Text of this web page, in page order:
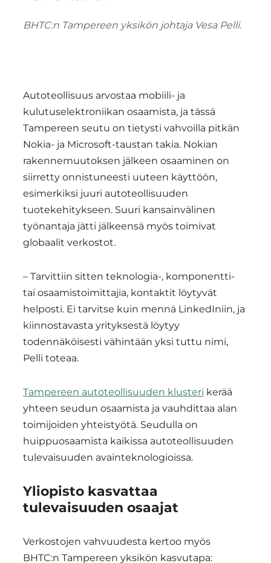
BHTC:n Tampereen yksikön johtaja Vesa Pelli.
Autoteollisuus arvostaa mobiili- ja
kulutuselektroniikan osaamista, ja tässä
Tampereen seutu on tietysti vahvoilla pitkän
Nokia- ja Microsoft-taustan takia. Nokian
rakennemuutoksen jälkeen osaaminen on
siirretty onnistuneesti uuteen käyttöön,
esimerkiksi juuri autoteollisuuden
tuotekehitykseen. Suuri kansainvälinen
työnantaja jätti jälkeensä myös toimivat
globaalit verkostot.
– Tarvittiin sitten teknologia-, komponentti-
tai osaamistoimittajia, kontaktit löytyvät
helposti. Ei tarvitse kuin mennä LinkedIniin, ja
kiinnostavasta yrityksestä löytyy
todennäköisesti vähintään yksi tuttu nimi,
Pelli toteaa.
Tampereen autoteollisuuden klusteri kerää
yhteen seudun osaamista ja vauhdittaa alan
toimijoiden yhteistyötä. Seudulla on
huippuosaamista kaikissa autoteollisuuden
tulevaisuuden avainteknologioissa.
Yliopisto kasvattaa
tulevaisuuden osaajat
Verkostojen vahvuudesta kertoo myös
BHTC:n Tampereen yksikön kasvutapa: